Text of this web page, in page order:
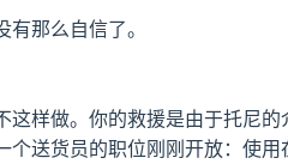
那么自信了。
样做。你的救援是由于托尼
送货员的职位刚刚开放：使